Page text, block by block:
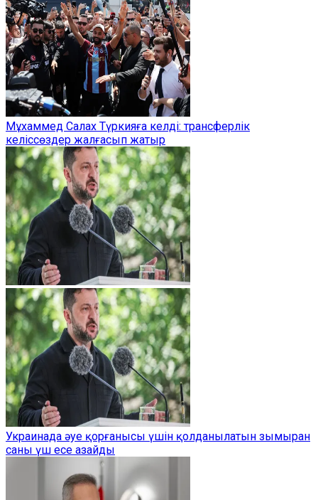
Мұхаммед Салах Түркияға келді: трансферлік
келіссөздер жалғасып жатыр
Украинада әуе қорғанысы үшін қолданылатын зымыран
саны үш есе азайды